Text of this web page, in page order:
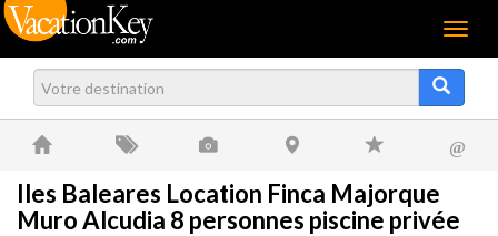
Menu
@
Iles Baleares Location Finca Majorque
Muro Alcudia 8 personnes piscine privée